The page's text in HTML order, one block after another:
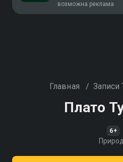
возможна реклама
Главная /
Плато
6+